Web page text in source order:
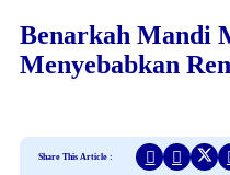
Benarkah Mandi
Menyebabkan
Share This Article :